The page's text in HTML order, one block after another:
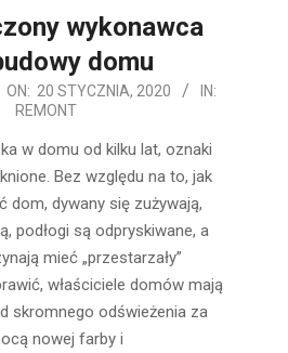
wykonawca
domu
ON: 20 STYCZNIA, 2020
IN:
REMONT
w domu od kilku lat, oznaki
Bez względu na to, jak
dom, dywany się zużywają,
podłogi są odpryskiwane, a
mieć „przestarzały”
właściciele domów mają
skromnego odświeżenia za
nowej farby i